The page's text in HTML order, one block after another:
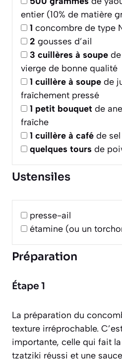
entier (10% de matière
1 concombre de type
2 gousses d’ail
3 cuillères à soupe
vierge de bonne qualité
1 cuillère à soupe de
fraîchement pressé
1 petit bouquet de
fraîche
1 cuillère à café de
quelques tours de
Ustensiles
presse-ail
étamine (ou un
Préparation
Étape 1
La préparation du
texture irréprochable.
importante, celle qui fait
tzatziki réussi et une